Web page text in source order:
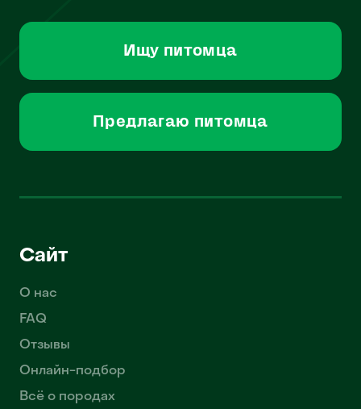
Ищу питомца
Предлагаю питомца
Сайт
О нас
FAQ
Отзывы
Онлайн-подбор
Всё о породах